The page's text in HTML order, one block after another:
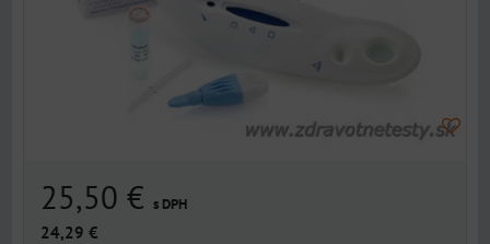
25,50 € s DPH
24,29 €